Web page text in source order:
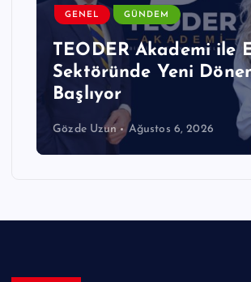
GÜNDEM OTEL TURIZM
Küresel Turizmden
Gelişmeler
Editör Ağustos 6, 2026